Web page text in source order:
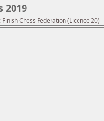
2019
Chess Federation (Licence 20)